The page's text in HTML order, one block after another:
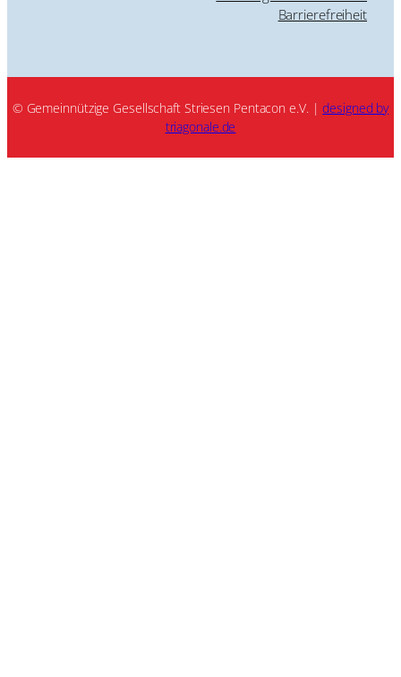
Barrierefreiheit
© Gemeinnützige Gesellschaft Striesen Pentacon e.V. |designed by
triagonale.de